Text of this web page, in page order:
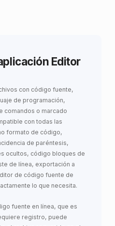
Editor
con código fuente,
de programación,
comandos o marcado
con todas las
formato de código,
de paréntesis,
ocultos, código bloques de
de línea, exportación a
de código fuente de
lo que necesita.
fuente en línea, que es
registro, puede